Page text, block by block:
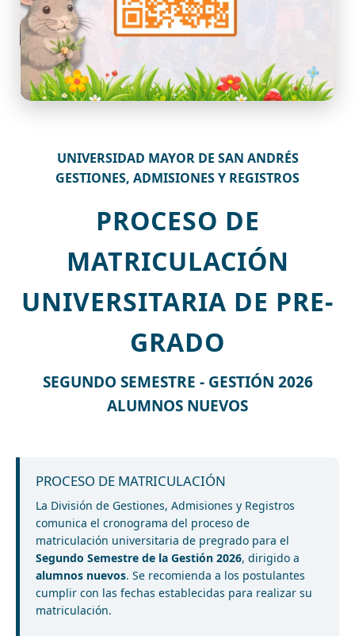
UNIVERSIDAD MAYOR DE SAN ANDRÉS
GESTIONES, ADMISIONES Y REGISTROS
PROCESO DE
MATRICULACIÓN
UNIVERSITARIA DE PRE-
GRADO
SEGUNDO SEMESTRE - GESTIÓN 2026
ALUMNOS NUEVOS
PROCESO DE MATRICULACIÓN
La División de Gestiones, Admisiones y Registros
comunica el cronograma del proceso de
matriculación universitaria de pregrado para el
Segundo Semestre de la Gestión 2026, dirigido a
alumnos nuevos. Se recomienda a los postulantes
cumplir con las fechas establecidas para realizar su
matriculación.